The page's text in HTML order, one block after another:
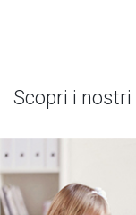
Scopri i